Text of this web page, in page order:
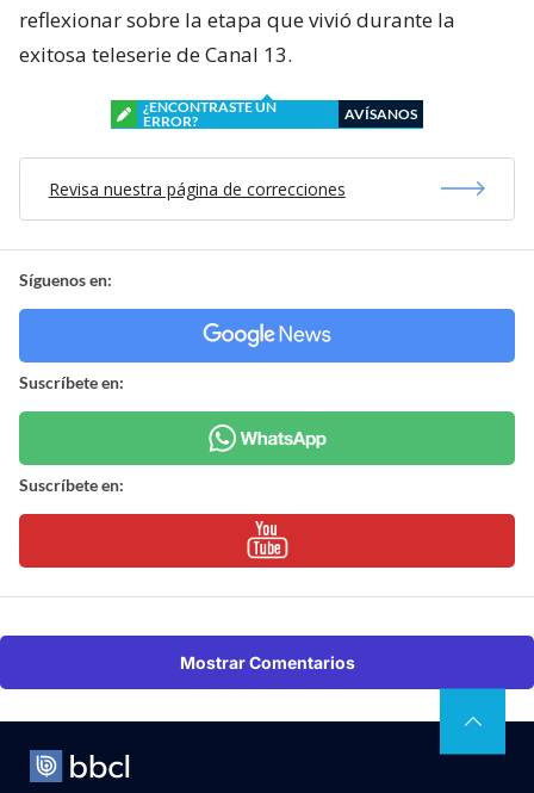
reflexionar sobre la etapa que vivió durante la
exitosa teleserie de Canal 13.
¿ENCONTRASTE UN
ERROR?
AVÍSANOS
Revisa nuestra página de correcciones
Síguenos en:
Suscríbete en:
Suscríbete en:
Mostrar Comentarios